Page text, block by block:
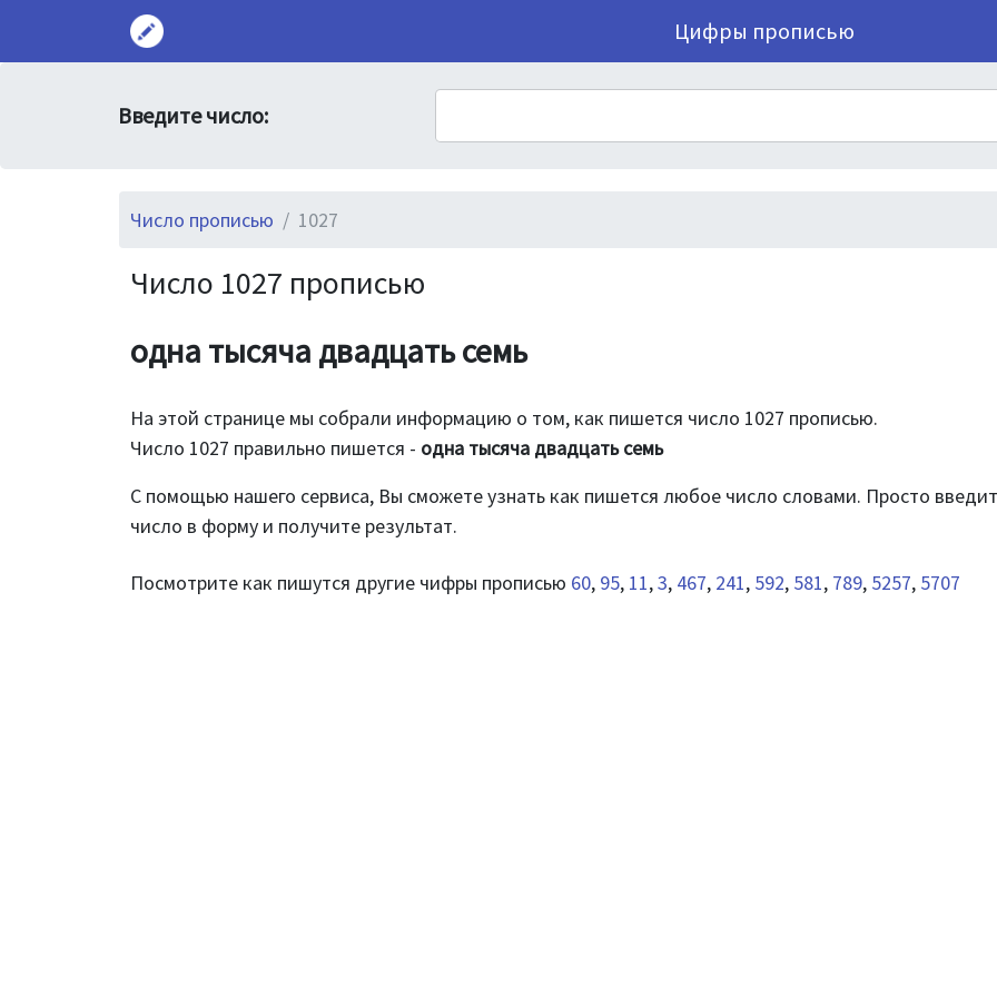
Цифры прописью
Введите число:
Число прописью 1027
Число 1027 прописью
одна тысяча двадцать семь
На этой странице мы собрали информацию о том, как пишется число 1027 прописью.
Число 1027 правильно пишется - одна тысяча двадцать семь
С помощью нашего сервиса, Вы сможете узнать как пишется любое число словами. Просто
число в форму и получите результат.
Посмотрите как пишутся другие чифры прописью 60, 95, 11,3, 467, 241, 592, 581, 789, 5257, 5707